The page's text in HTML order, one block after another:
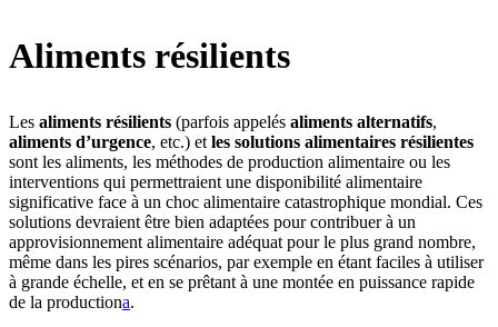
Aliments résilients
Les aliments résilients (parfois appelés aliments alternatifs,
aliments d’urgence, etc.) et les solutions alimentaires résilientes
sont les aliments, les méthodes de production alimentaire ou les
interventions qui permettraient une disponibilité alimentaire
significative face à un choc alimentaire catastrophique mondial. Ces
solutions devraient être bien adaptées pour contribuer à un
approvisionnement alimentaire adéquat pour le plus grand nombre,
même dans les pires scénarios, par exemple en étant faciles à utiliser
à grande échelle, et en se prêtant à une montée en puissance rapide
de la production⁠a.